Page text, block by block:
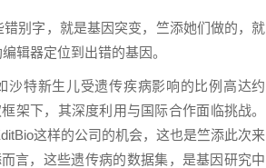
别字，就是基因突变，竺添她们做的，就
辑器定位到出错的基因。
特新生儿受遗传疾病影响的比例高达约
架下，其深度利用与国际合作面临挑战。
这样的公司的机会，这也是竺添此次来
言，这些遗传病的数据集，是基因研究中